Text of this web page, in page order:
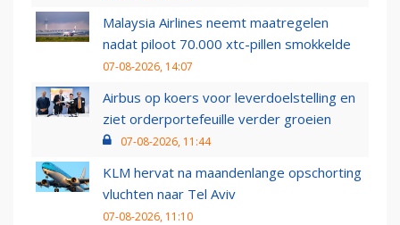
Malaysia Airlines neemt maatregelen
nadat piloot 70.000 xtc-pillen smokkelde
07-08-2026, 14:07
Airbus op koers voor leverdoelstelling en
ziet orderportefeuille verder groeien
07-08-2026, 11:44
KLM hervat na maandenlange opschorting
vluchten naar Tel Aviv
07-08-2026, 11:10